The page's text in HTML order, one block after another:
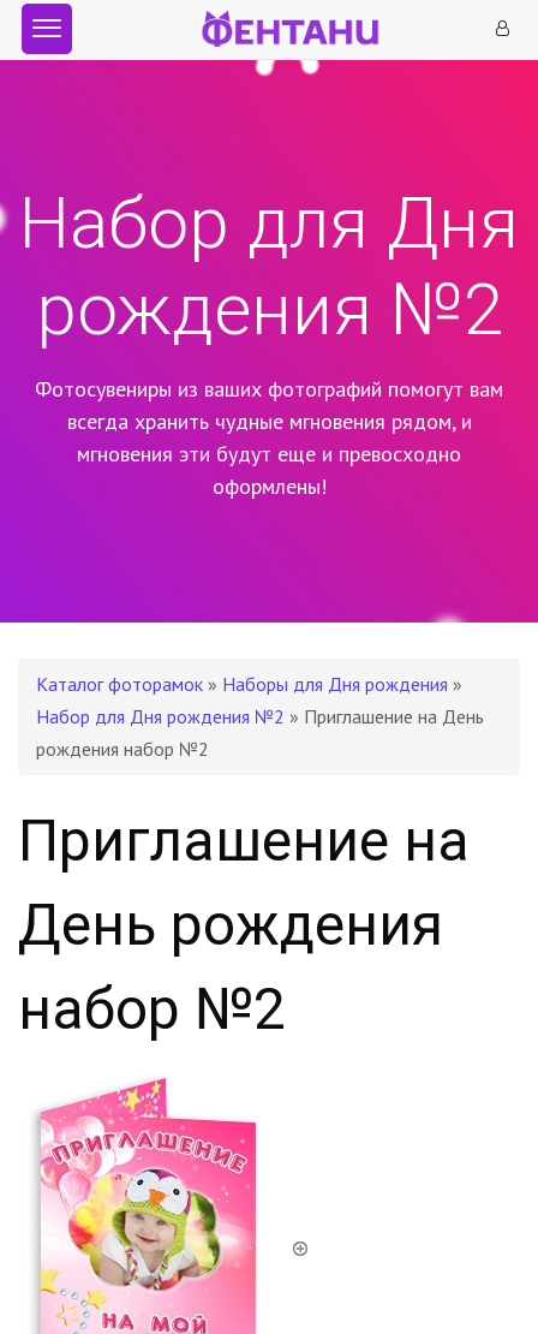
Набор для Дня
рождения №2
Фотосувениры из ваших фотографий помогут вам
всегда хранить чудные мгновения рядом, и
мгновения эти будут еще и превосходно
оформлены!
Каталог фоторамок » Наборы для Дня рождения »
Набор для Дня рождения №2 » Приглашение на День
рождения набор №2
Приглашение на
День рождения
набор №2